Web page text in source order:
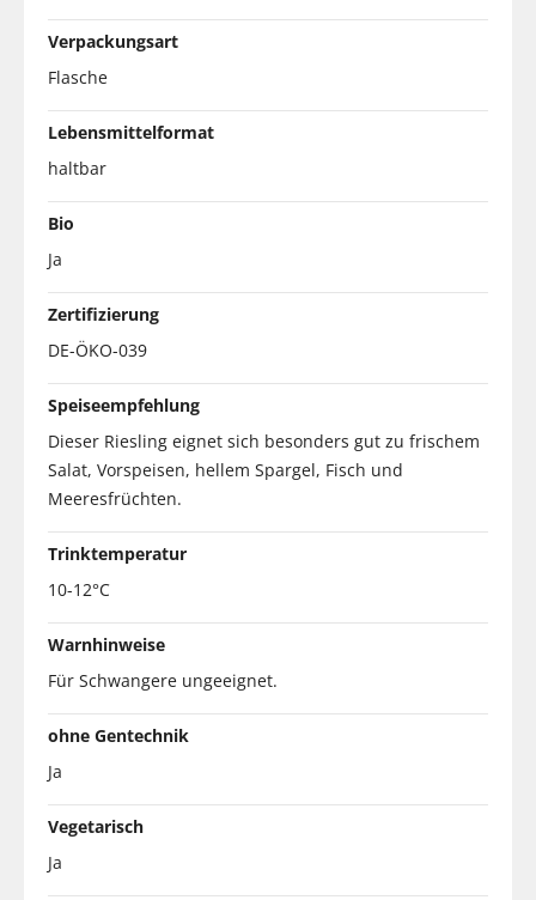
Verpackungsart
Flasche
Lebensmittelformat
haltbar
Bio
Ja
Zertifizierung
DE-ÖKO-039
Speiseempfehlung
Dieser Riesling eignet sich besonders gut zu frischem
Salat, Vorspeisen, hellem Spargel, Fisch und
Meeresfrüchten.
Trinktemperatur
10-12°C
Warnhinweise
Für Schwangere ungeeignet.
ohne Gentechnik
Ja
Vegetarisch
Ja